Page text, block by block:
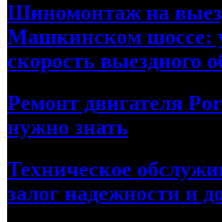
Шиномонтаж на
Машкинском шоссе:
скорость выездного
Ремонт двигателя
нужно знать
Техническое
залог надежности и